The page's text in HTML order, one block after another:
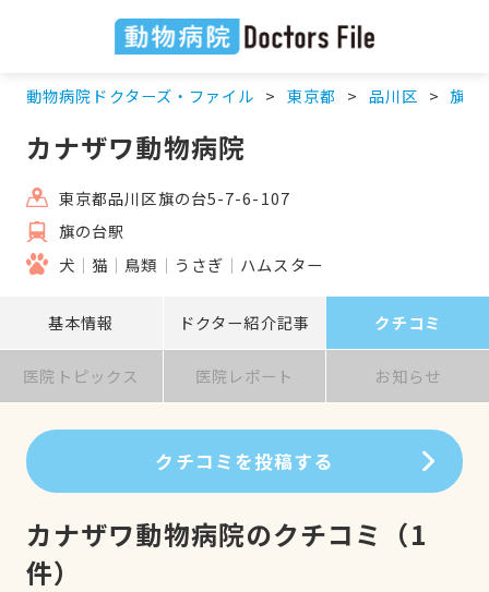
動物病院ドクターズ・ファイル 東京都 品川区 旗の
カナザワ動物病院
東京都品川区旗の台5-7-6-107
旗の台駅
犬
猫 鳥類 うさぎ ハムスター
基本情報 ドクター紹介記事 クチコミ
医院トピックス 医院レポート お知らせ
クチコミを投稿する
カナザワ動物病院のクチコミ （1
件）